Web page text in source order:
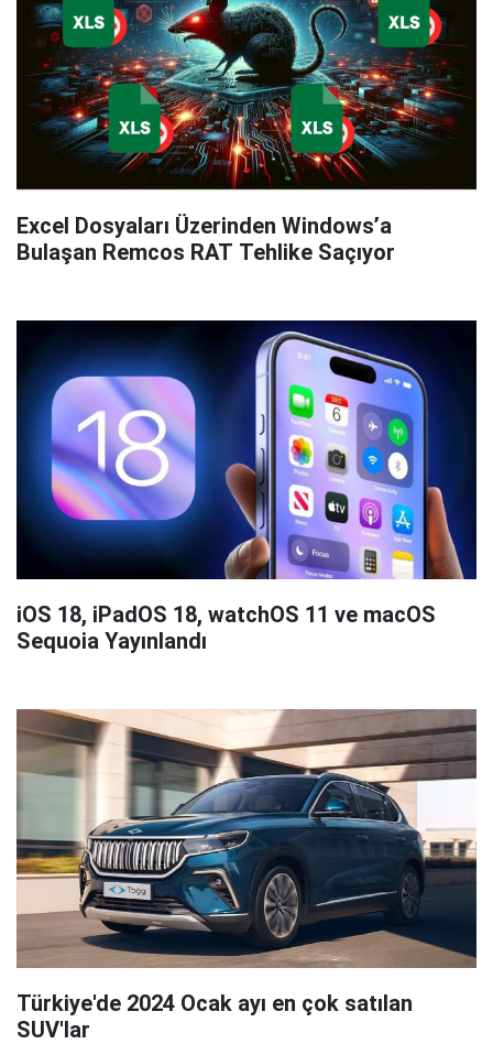
Excel Dosyaları Üzerinden Windows’a
Bulaşan Remcos RAT Tehlike Saçıyor
iOS 18, iPadOS 18, watchOS 11 ve macOS
Sequoia Yayınlandı
Türkiye'de 2024 Ocak ayı en çok satılan
SUV'lar